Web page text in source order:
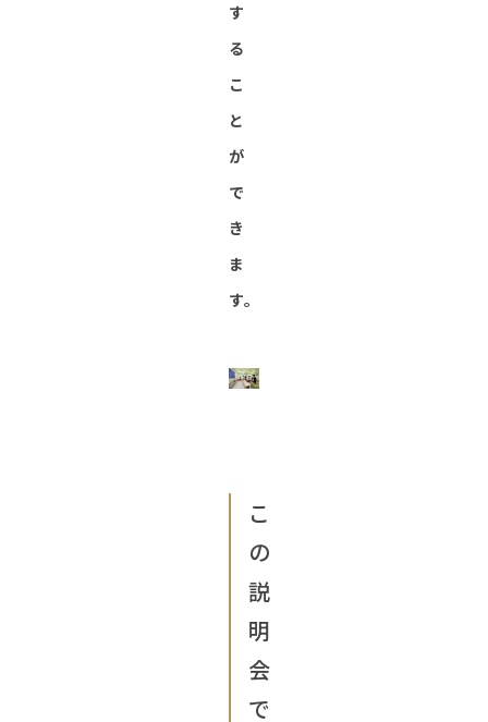
す
る
こ
と
が
で
き
ま
す。
こ
の
説
明
会
で